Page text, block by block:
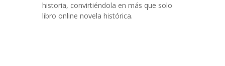
historia, convirtiéndola en más que solo
libro online​ novela histórica.